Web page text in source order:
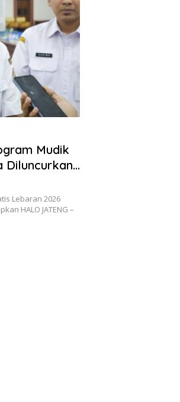
Mudik
Diluncurkan,
Lebaran 2026
HALO JATENG –